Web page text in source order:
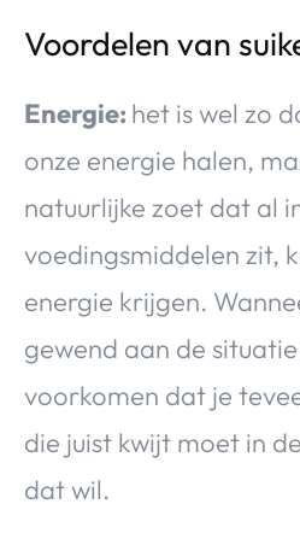
Voordelen van
Energie: het is wel zo
onze energie halen,
natuurlijke zoet dat al
voedingsmiddelen zit,
energie krijgen.
gewend aan de
voorkomen dat je
die juist kwijt moet in
dat wil.